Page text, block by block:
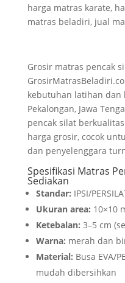
harga matras karate,
matras beladiri, jual
Grosir matras pencak
kebutuhan latihan dan
Pekalongan, Jawa
pencak silat
harga grosir, cocok
dan penyelenggara
Spesifikasi Matras
Sediakan
Standar: IPSI/
Ukuran area: 10×10
Ketebalan: 3–5 cm
Warna: merah dan
Material: Busa EVA/
mudah dibersihkan